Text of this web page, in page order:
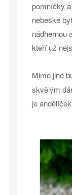
pomníčky
nebeské
nádhernou
kteří už
Mimo jiné
skvělým
je